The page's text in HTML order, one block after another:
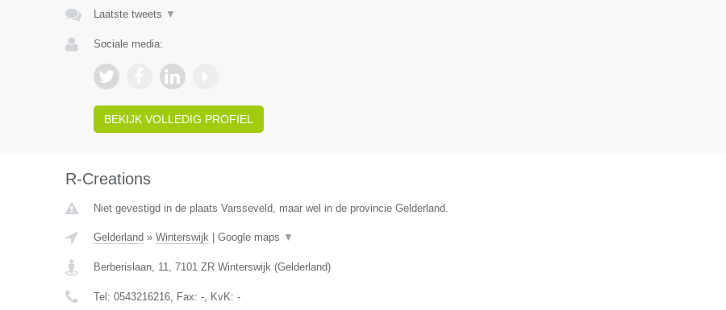
Laatste tweets ▼
Sociale media:
BEKIJK VOLLEDIG PROFIEL
R-Creations
Niet gevestigd in de plaats Varsseveld, maar wel in de provincie Gelderland.
Gelderland » Winterswijk| Google maps ▼
Berberislaan, 11, 7101 ZR Winterswijk(Gelderland)
Tel: 0543216216, Fax: -, KvK: -